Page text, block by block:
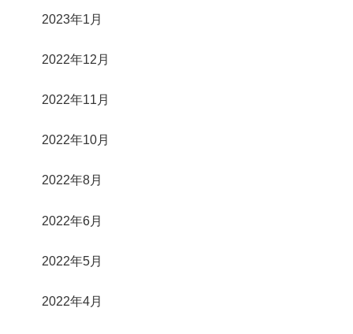
2023年1月
2022年12月
2022年11月
2022年10月
2022年8月
2022年6月
2022年5月
2022年4月